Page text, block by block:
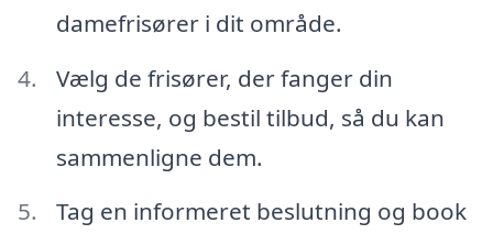
damefrisører i dit område.
Vælg de frisører, der fanger din
interesse, og bestil tilbud, så du kan
sammenligne dem.
Tag en informeret beslutning og book